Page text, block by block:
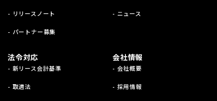
- リリースノート
- パートナー募集
- ニュース
法令対応
- 新リース会計基準
- 取適法
会社情報
- 会社概要
- 採用情報